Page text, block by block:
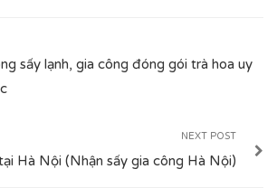
sấy lạnh, gia công đóng gói trà hoa uy
NEXT POST
Hà Nội (Nhận sấy gia công Hà Nội)